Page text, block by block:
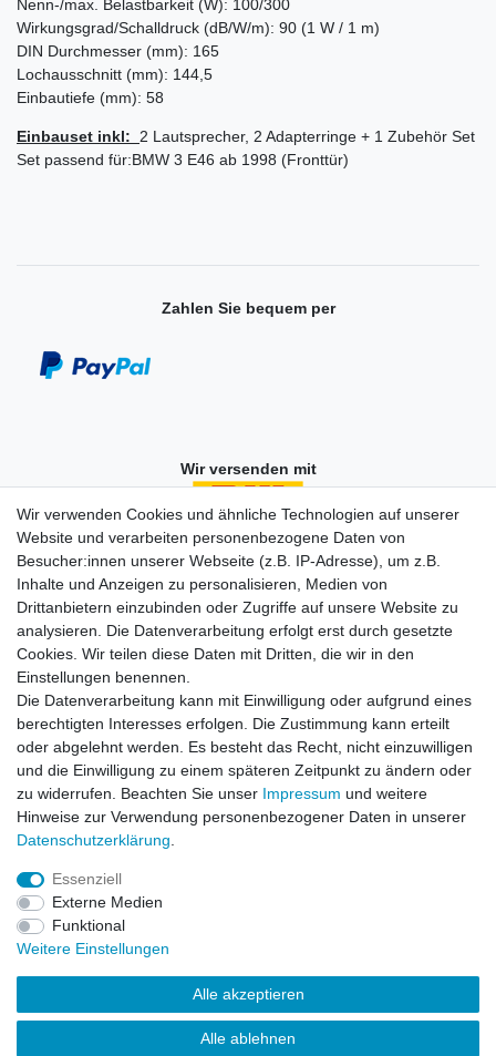
Nenn-/max. Belastbarkeit (W): 100/300
Wirkungsgrad/Schalldruck (dB/W/m): 90 (1 W / 1 m)
DIN Durchmesser (mm): 165
Lochausschnitt (mm): 144,5
Einbautiefe (mm): 58
Einbauset inkl: 2 Lautsprecher, 2 Adapterringe + 1 Zubehör Set
Set passend für:BMW 3 E46 ab 1998 (Fronttür)
Zahlen Sie bequem per
Wir versenden mit
Einkaufen
Zahlungsarten
Versandarten & -kosten
Widerrufsrecht
Warenkorb
Zur Kasse
Vertrag widerrufen
Mein Konto
Registrieren
Unternehmen
Kontakt
AGB
Wir verwenden Cookies und ähnliche Technologien auf unserer
Website und verarbeiten personenbezogene Daten von
Besucher:innen unserer Webseite (z.B. IP-Adresse), um z.B.
Inhalte und Anzeigen zu personalisieren, Medien von
Drittanbietern einzubinden oder Zugriffe auf unsere Website zu
analysieren. Die Datenverarbeitung erfolgt erst durch gesetzte
Cookies. Wir teilen diese Daten mit Dritten, die wir in den
Einstellungen benennen.
Die Datenverarbeitung kann mit Einwilligung oder aufgrund eines
berechtigten Interesses erfolgen. Die Zustimmung kann erteilt
oder abgelehnt werden. Es besteht das Recht, nicht einzuwilligen
und die Einwilligung zu einem späteren Zeitpunkt zu ändern oder
zu widerrufen. Beachten Sie unser Impressum und weitere
Hinweise zur Verwendung personenbezogener Daten in unserer
Daten­schutz­erklärung
Essenziell
Externe Medien
Funktional
Weitere Einstellungen
Alle akzeptieren
Alle ablehnen